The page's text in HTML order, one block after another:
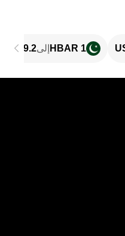
1 HBAR إلى